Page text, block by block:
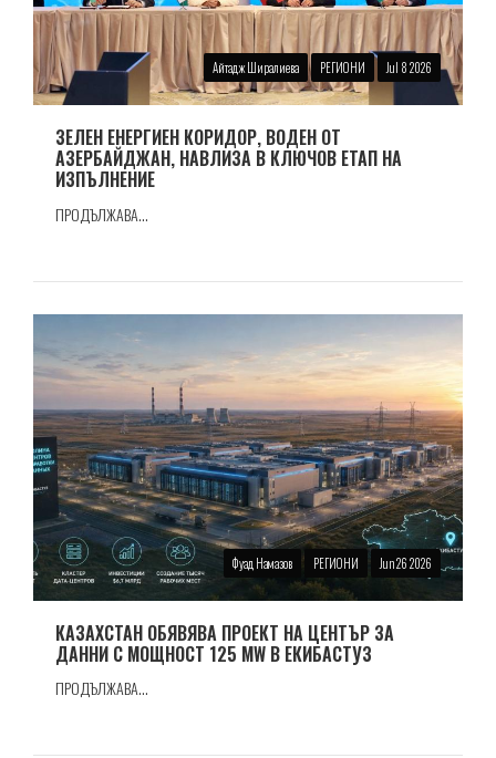
Айтадж Ширалиева РЕГИОНИ Jul 8 2026
ЗЕЛЕН ЕНЕРГИЕН КОРИДОР, ВОДЕН ОТ
АЗЕРБАЙДЖАН, НАВЛИЗА В КЛЮЧОВ ЕТАП НА
ИЗПЪЛНЕНИЕ
ПРОДЪЛЖАВА...
Фуад Намазов РЕГИОНИ Jun 26 2026
КАЗАХСТАН ОБЯВЯВА ПРОЕКТ НА ЦЕНТЪР ЗА
ДАННИ С МОЩНОСТ 125 MW В ЕКИБАСТУЗ
ПРОДЪЛЖАВА...